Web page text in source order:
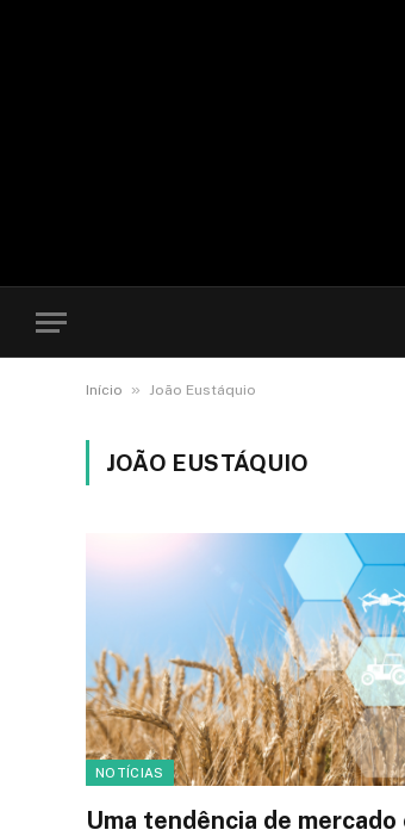
Início » João Eustáquio
JOÃO EUSTÁQUIO
NOTÍCIAS
Uma tendência de mercado